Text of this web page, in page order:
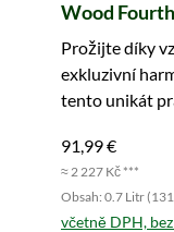
Wood
Prožijte díky
exkluzivní
tento unikát
91,99 €
≈ 2 227 Kč ***
Obsah: 0.7 Litr
včetně DPH,